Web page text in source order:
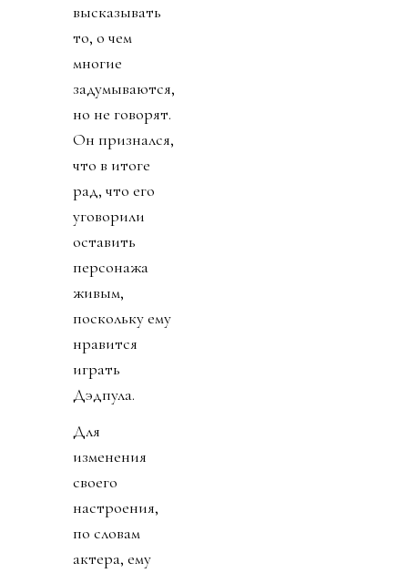
высказывать
то, о чем
многие
задумываются,
но не говорят.
Он признался,
что в итоге
рад, что его
уговорили
оставить
персонажа
живым,
поскольку ему
нравится
играть
Дэдпула.
Для
изменения
своего
настроения,
по словам
актера, ему